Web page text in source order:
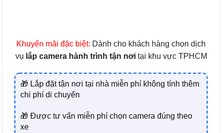
Khuyến mãi đặc biệt: Dành cho khách hàng chọn dịch
vụ lắp camera hành trình tận nơitại khu vực TPHCM
🎁 Lắp đặt tận nơi tại nhà miễn phí không tính thêm
chi phí di chuyển
🎁 Được tư vấn miễn phí chọn camera đúng theo
xe